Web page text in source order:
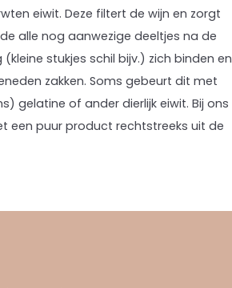
eiwit. Deze filtert de wijn en zorgt
alle nog aanwezige deeltjes na de
(kleine stukjes schil bijv.) zich binden en
zakken. Soms gebeurt dit met
gelatine of ander dierlijk eiwit. Bij ons
een puur product rechtstreeks uit de